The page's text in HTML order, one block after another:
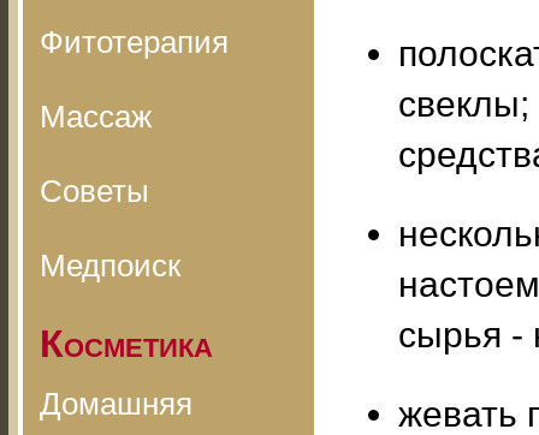
Фитотерапия
Массаж
Советы
Медпоиск
Косметика
Домашняя
свеклы;
сырья -
жевать